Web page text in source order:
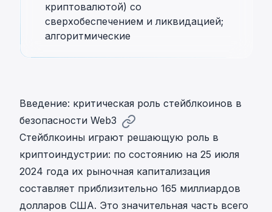
криптовалютой) со
сверхобеспечением и ликвидацией;
алгоритмические
Введение: критическая роль стейблкоинов в
безопасности Web3
Стейблкоины играют решающую роль в
криптоиндустрии: по состоянию на 25 июля
2024 года их рыночная капитализация
составляет приблизительно 165 миллиардов
долларов США. Это значительная часть всего